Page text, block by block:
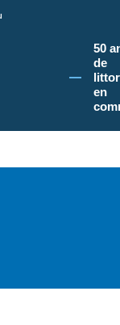
du littoral, vous
50
de
en